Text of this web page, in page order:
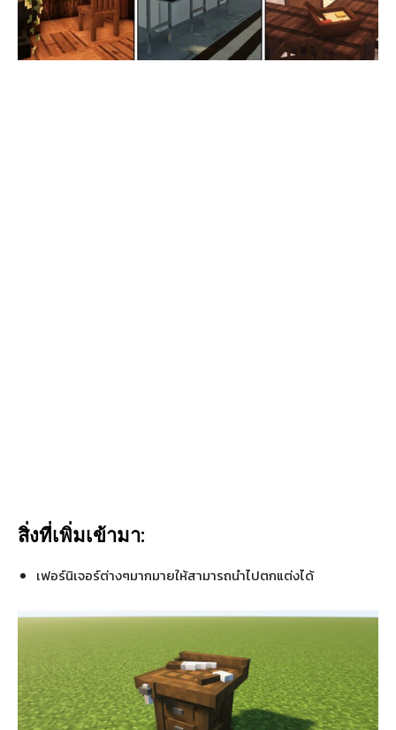
สิ่งที่เพิ่มเข้ามา:
เฟอร์นิเจอร์ต่างๆมากมายให้สามารถนำไปตกแต่งได้